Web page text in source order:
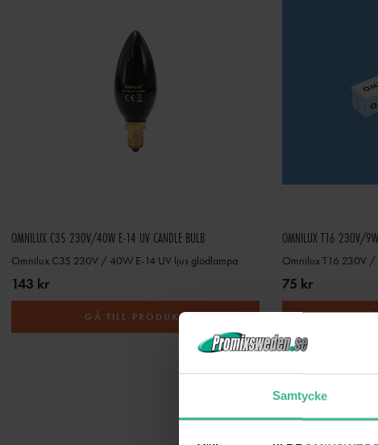
Samtycke
OMNILUX C35 230V/40W E-14 UV CANDLE BULB
Omnilux C35 230V / 40W E-14 UV ljus glödlampa
143 kr
GÅ TILL PRODUKT
OMNILUX T16 230V/
Omnilux T16 230V /
75 kr
GÅ